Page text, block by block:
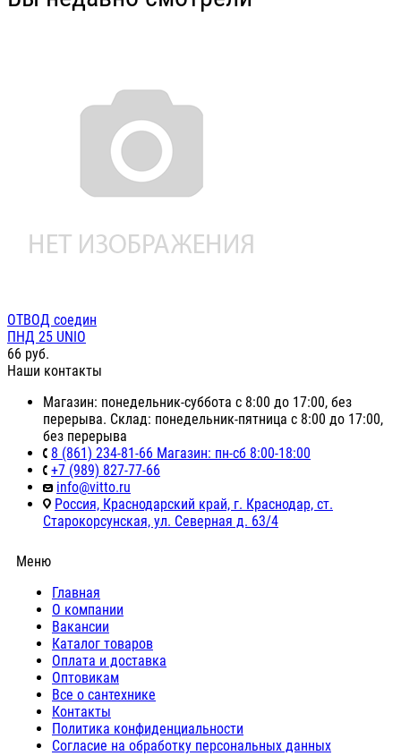
ОТВОД соедин
ПНД 25 UNIO
66 руб.
Наши контакты
Магазин: понедельник-суббота с 8:00 до 17:00, без
перерыва. Склад: понедельник-пятница с 8:00 до 17:00,
без перерыва
8 (861) 234-81-66 Магазин: пн-сб 8:00-18:00
+7 (989) 827-77-66
info@vitto.ru
Россия, Краснодарский край, г. Краснодар, ст.
Старокорсунская, ул. Северная д. 63/4
Меню
Главная
О компании
Вакансии
Каталог товаров
Оплата и доставка
Оптовикам
Все о сантехнике
Контакты
Политика конфиденциальности
Согласие на обработку персональных данных